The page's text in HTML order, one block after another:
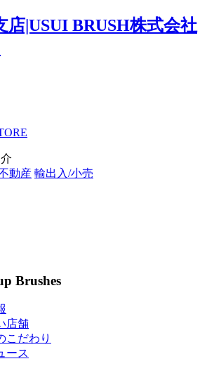
店|USUI BRUSH株式会社
動産 輸出入/小売
Brushes
店舗
こだわり
ース